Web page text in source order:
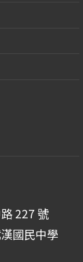
227 號
國民中學